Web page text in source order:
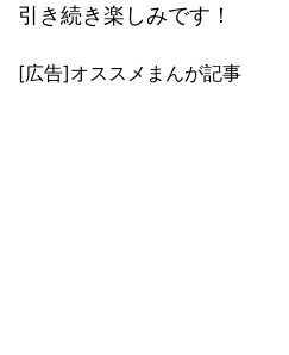
引き続き楽しみです！
[広告]オススメまんが記事